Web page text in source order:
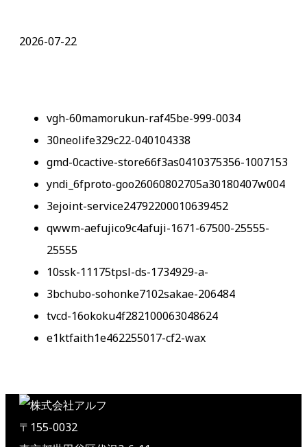
2026-07-22
vgh-60mamorukun-raf45be-999-0034
30neolife329c22-040104338
gmd-0cactive-store66f3as0410375356-1007153
yndi_6fproto-goo26060802705a30180407w004
3ejoint-service24792200010639452
qwwm-aefujico9c4afuji-1671-67500-25555-
25555
10ssk-11175tpsl-ds-1734929-a-
3bchubo-sohonke7102sakae-206484
tvcd-16okoku4f282100063048624
e1ktfaith1e462255017-cf2-wax
〒155-0032